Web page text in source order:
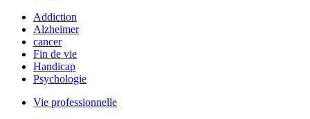
Addiction
Alzheimer
cancer
Fin de vie
Handicap
Psychologie
Vie professionnelle